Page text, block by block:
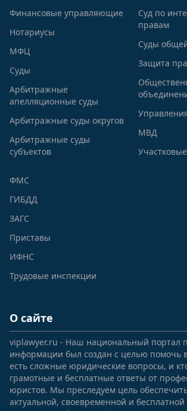
Финансовые управляющие
Нотариусы
МФЦ
Суды
Арбитражные
апелляционные суды
Арбитражные суды округов
Арбитражные суды
субъектов
Суд по
правам
Суды
Защита
МВД
Участковые
ФМС
ГИБДД
ЗАГС
Приставы
ИФНС
Трудовые инспекции
О сайте
viplawyer.ru - Наш национальный портал
информации был создан с целью помочь
есть сложные юридические вопросы, и
грамотные и бесплатные ответы от
юристов. Мы преследуем цель
актуальной, своевременной и